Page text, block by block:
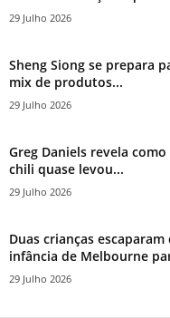
29 Julho 2026
Sheng Siong se prepara
mix de produtos...
29 Julho 2026
Greg Daniels revela
chili quase levou...
29 Julho 2026
Duas crianças
infância de Melbourne
29 Julho 2026